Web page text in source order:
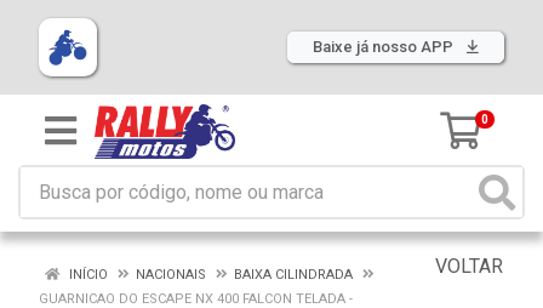
Baixe já nosso APP
0
VOLTAR
INÍCIO NACIONAIS
BAIXA CILINDRADA
GUARNICAO DO ESCAPE NX 400 FALCON TELADA -